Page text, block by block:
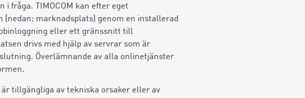
i fråga. TIMOCOM kan efter eget
marknadsplats) genom en installerad
eller ett gränssnitt till
drivs med hjälp av servrar som är
Överlämnande av alla onlinetjänster
tillgängliga av tekniska orsaker eller av